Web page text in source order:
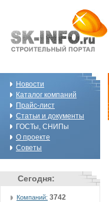
Новости
Каталог компаний
Прайс-лист
Статьи и документы
ГОСТы, СНИПы
О проекте
Советы
Сегодня:
Компаний: 3742